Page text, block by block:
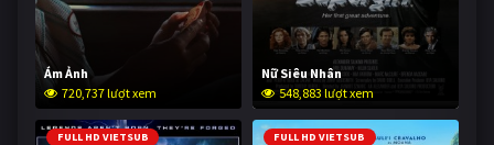
Ám Ảnh
720,737 lượt xem
Nữ Siêu Nhân
548,883 lượt xem
FULL HD VIETSUB FULL HD VIETSUB